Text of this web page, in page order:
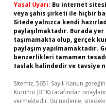
Yasal Uyarı: Bu internet
veya şahıs şirketi ile hiçbir
Sitede yalnızca kendi
paylaşılmaktadır. Burada
taşımamakta olup, gerçek
paylaşım yapılmamaktadır.
benzerlikleri tamamen
taslak halindedir ve tavsiye
Sitemiz, 5651 Sayılı Kanun
Kurumu (BTK) tarafından
vermektedir. Bu nedenle,